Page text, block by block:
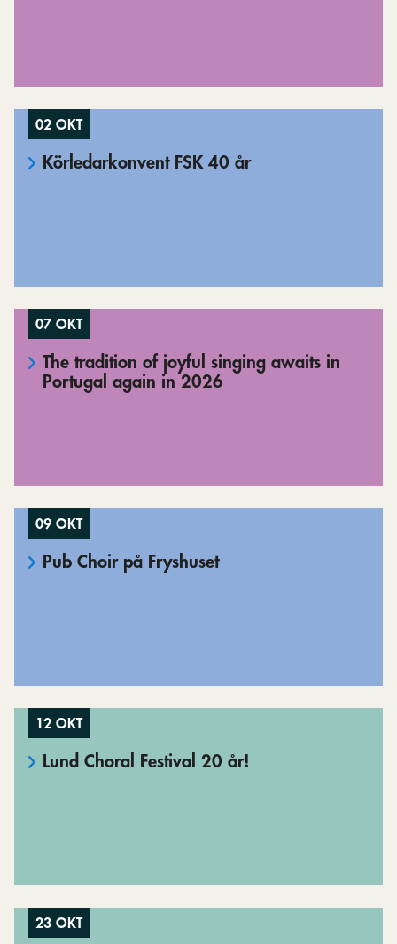
02 OKT
Körledarkonvent FSK 40 år
07 OKT
The tradition of joyful singing awaits in
Portugal again in 2026
09 OKT
Pub Choir på Fryshuset
12 OKT
Lund Choral Festival 20 år!
23 OKT